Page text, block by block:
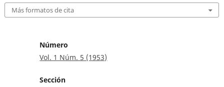
Más formatos de cita
Número
Vol. 1 Núm. 5 (1953)
Sección